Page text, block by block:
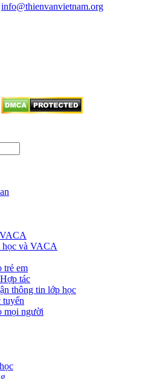
info@thienvanvietnam.org
học và VACA
trẻ em
tác
thông tin lớp học
tuyến
mọi người